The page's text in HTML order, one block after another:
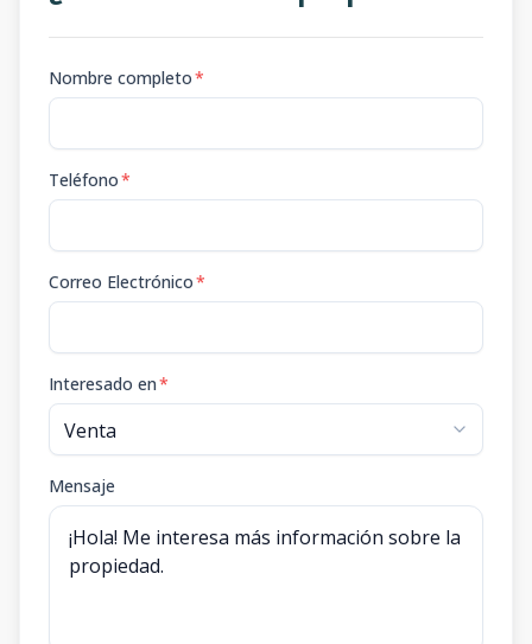
Nombre completo*
Teléfono*
Correo Electrónico*
Interesado en*
Mensaje